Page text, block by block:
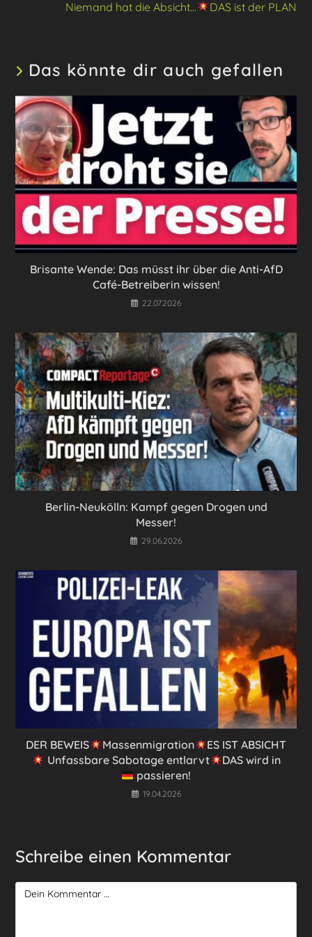
Niemand hat die Absicht… DAS ist der PLAN
Das könnte dir auch gefallen
Brisante Wende: Das müsst ihr über die Anti-AfD
Café-Betreiberin wissen!
22.07.2026
Berlin-Neukölln: Kampf gegen Drogen und
Messer!
29.06.2026
DER BEWEIS Massenmigration
ES IST ABSICHT
Unfassbare Sabotage entlarvt
DAS wird in
passieren!
19.04.2026
Schreibe einen Kommentar
Kommentar